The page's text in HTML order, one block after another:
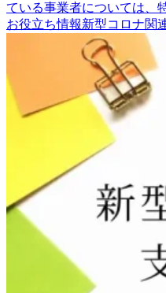
ている事業者については、
お役立ち情報新型コロナ関